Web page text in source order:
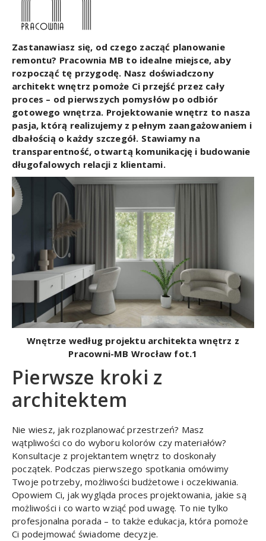
Zastanawiasz się, od czego zacząć planowanie
remontu? Pracownia MB to idealne miejsce, aby
rozpocząć tę przygodę. Nasz doświadczony
architekt wnętrz pomoże Ci przejść przez cały
proces – od pierwszych pomysłów po odbiór
gotowego wnętrza. Projektowanie wnętrz to nasza
pasja, którą realizujemy z pełnym zaangażowaniem i
dbałością o każdy szczegół. Stawiamy na
transparentność, otwartą komunikację i budowanie
długofalowych relacji z klientami.
Wnętrze według projektu architekta wnętrz z
Pracowni-MB Wrocław fot.1
Pierwsze kroki z
architektem
Nie wiesz, jak rozplanować przestrzeń? Masz
wątpliwości co do wyboru kolorów czy materiałów?
Konsultacje z projektantem wnętrz to doskonały
początek. Podczas pierwszego spotkania omówimy
Twoje potrzeby, możliwości budżetowe i oczekiwania.
Opowiem Ci, jak wygląda proces projektowania, jakie są
możliwości i co warto wziąć pod uwagę. To nie tylko
profesjonalna porada – to także edukacja, która pomoże
Ci podejmować świadome decyzje.